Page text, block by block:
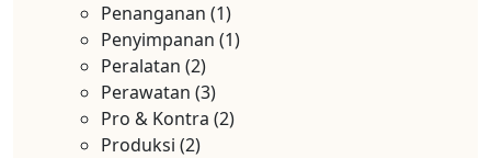
Penanganan (1)
Penyimpanan (1)
Peralatan (2)
Perawatan (3)
Pro & Kontra (2)
Produksi (2)